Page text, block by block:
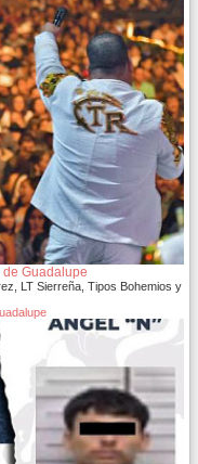
Guadalupe
LT Sierreña, Tipos Bohemios y